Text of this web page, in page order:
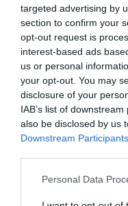
targeted advertising by
section to confirm your
opt-out request is
interest-based ads
us or personal
your opt-out. You may
disclosure of your
IAB’s list of
also be disclosed by us
Downstream Participants
Please note that this
Personal Data
Προετοιμασία
Τονίστηκαν